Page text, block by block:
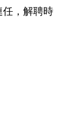
任，解聘時